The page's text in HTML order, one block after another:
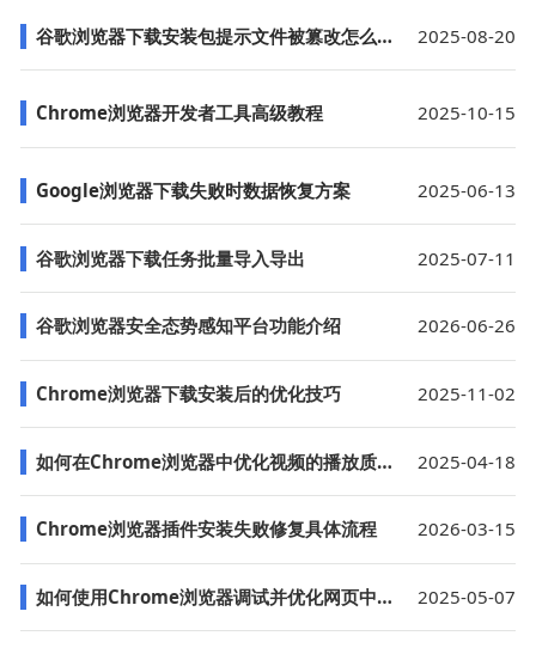
谷歌浏览器下载安装包提示文件被篡改怎么办 2025-08-20
Chrome浏览器开发者工具高级教程 2025-10-15
Google浏览器下载失败时数据恢复方案 2025-06-13
谷歌浏览器下载任务批量导入导出 2025-07-11
谷歌浏览器安全态势感知平台功能介绍 2026-06-26
Chrome浏览器下载安装后的优化技巧 2025-11-02
如何在Chrome浏览器中优化视频的播放质量 2025-04-18
Chrome浏览器插件安装失败修复具体流程 2026-03-15
如何使用Chrome浏览器调试并优化网页中的动画效果 2025-05-07